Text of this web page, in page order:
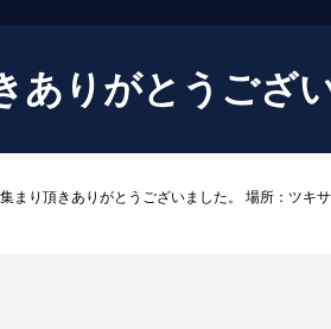
ありがとうござ
まり頂きありがとうございました。 場所：ツキ